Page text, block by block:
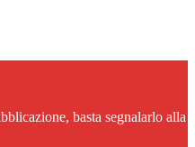
basta segnalarlo alla